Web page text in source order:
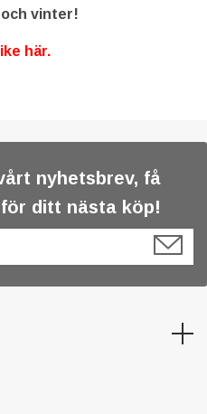
vinter!
här.
nyhetsbrev, få
ditt nästa köp!